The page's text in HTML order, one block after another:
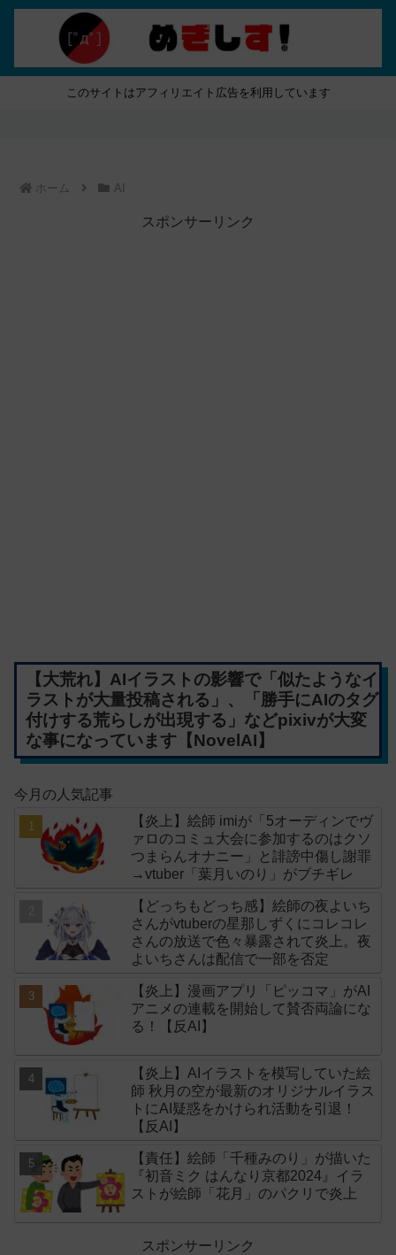
このサイトはアフィリエイト広告を利用しています
ホーム AI
スポンサーリンク
【大荒れ】AIイラストの影響で「似たようなイ
ラストが大量投稿される」、「勝手にAIのタグ
付けする荒らしが出現する」などpixivが大変
な事になっています【NovelAI】
今月の人気記事
【炎上】絵師 imiが「5オーディンでヴ
ァロのコミュ大会に参加するのはクソ
つまらんオナニー」と誹謗中傷し謝罪
→vtuber「葉月いのり」がブチギレ
【どっちもどっち感】絵師の夜よいち
さんがvtuberの星那しずくにコレコレ
さんの放送で色々暴露されて炎上。夜
よいちさんは配信で一部を否定
【炎上】漫画アプリ「ピッコマ」がAI
アニメの連載を開始して賛否両論にな
る！【反AI】
【炎上】AIイラストを模写していた絵
師 秋月の空が最新のオリジナルイラス
トにAI疑惑をかけられ活動を引退！
【反AI】
【責任】絵師「千種みのり」が描いた
『初音ミク はんなり京都2024』イラ
ストが絵師「花月」のパクリで炎上
スポンサーリンク